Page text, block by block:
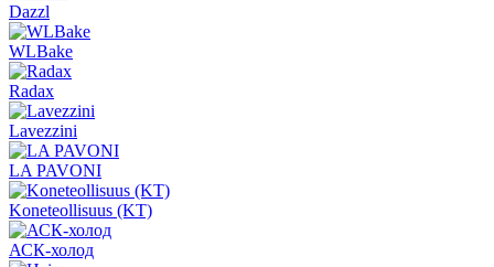
Dazzl
WLBake
Radax
Lavezzini
LA PAVONI
Koneteollisuus (KT)
АСК-холод